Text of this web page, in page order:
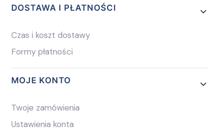
DOSTAWA I PŁATNOŚCI
Czas i koszt dostawy
Formy płatności
MOJE KONTO
Twoje zamówienia
Ustawienia konta